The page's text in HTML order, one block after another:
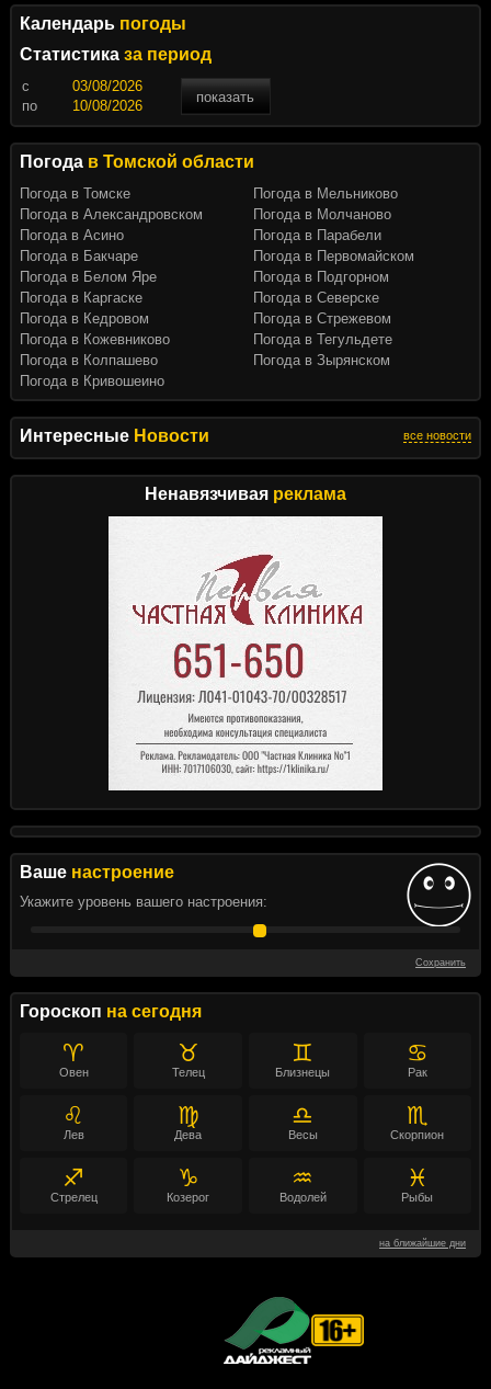
Интересные Новости все новости
Ненавязчивая реклама
Ваше настроение
Укажите уровень вашего настроения:
Сохранить
Гороскоп на сегодня
♈
Овен
♉
Телец
♊
Близнецы
♋
Рак
♌
Лев
♍
Дева
♎
Весы
♏
Скорпион
♐
Стрелец
♑
Козерог
♒
Водолей
♓
Рыбы
на ближайшие дни
Календарь погоды
Статистика за период
c
показать
по
Погода в Томской области
Погода в Томске
Погода в Александровском
Погода в Асино
Погода в Бакчаре
Погода в Белом Яре
Погода в Каргаске
Погода в Кедровом
Погода в Кожевниково
Погода в Колпашево
Погода в Кривошеино
Погода в Мельниково
Погода в Молчаново
Погода в Парабели
Погода в Первомайском
Погода в Подгорном
Погода в Северске
Погода в Стрежевом
Погода в Тегульдете
Погода в Зырянском